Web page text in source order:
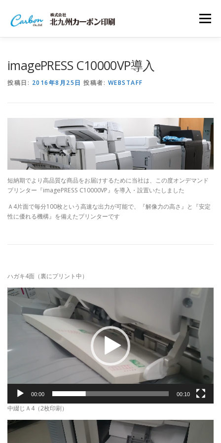
メニュー
imagePRESS C10000VP導入
投稿日: 2016年8月25日 投稿者: WEBSTAFF
短納期でより高品質な商品をお届けするために当社は、この度オンデマンド
プリンター『imagePRESS C10000VP』を導入・設置いたしました
Ａ4片面で毎分100枚という高速な出力が可能で、『解像力の高さ』と『安定
性に優れる機構』を備えたプリンターです
ハガキ4面（裏にプリント中）
動
ー
00:00 00:10
中綴じＡ4（2枚印刷）
動
画